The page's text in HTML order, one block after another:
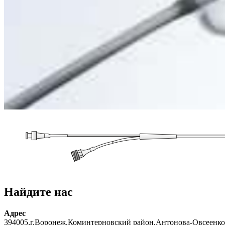
Найдите нас
Адрес
394005,г.Воронеж,Коминтерновский район,Антонова-